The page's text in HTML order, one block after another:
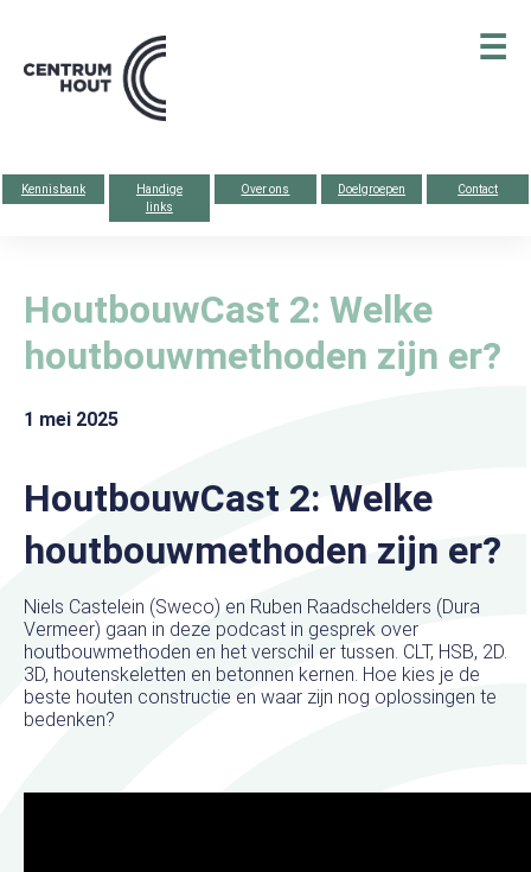
☰
Centrum
hout
Kennisbank
Handige
links
Over ons Doelgroepen Contact
HoutbouwCast 2: Welke
houtbouwmethoden zijn er?
1 mei 2025
HoutbouwCast 2: Welke
houtbouwmethoden zijn er?
Niels Castelein (Sweco) en Ruben Raadschelders (Dura
Vermeer) gaan in deze podcast in gesprek over
houtbouwmethoden en het verschil er tussen. CLT, HSB, 2D.
3D, houtenskeletten en betonnen kernen. Hoe kies je de
beste houten constructie en waar zijn nog oplossingen te
bedenken?